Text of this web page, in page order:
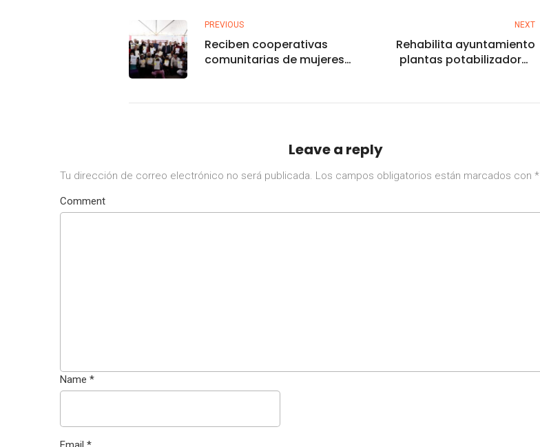
PREVIOUS
Reciben cooperativas
comunitarias de mujeres
parte del Gobierno
NEXT
Rehabilita ayuntamiento
plantas potabilizadoras
Leave a reply
Tu dirección de correo electrónico no será publicada. Los campos obligatorios están marcados con *
Comment
Name *